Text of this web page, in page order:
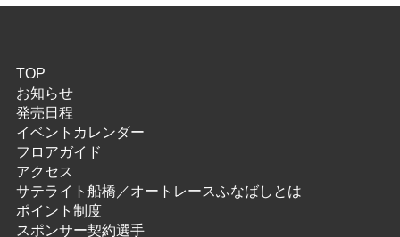
TOP
お知らせ
発売日程
イベントカレンダー
フロアガイド
アクセス
サテライト船橋／オートレースふなばしとは
ポイント制度
スポンサー契約選手